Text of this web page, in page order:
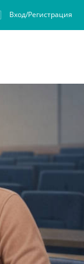
Вход/Регистрация